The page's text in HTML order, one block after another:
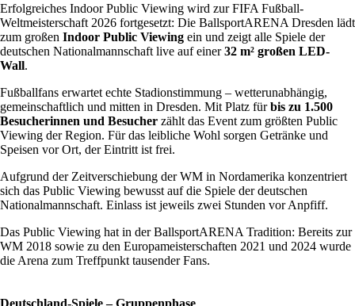
Erfolgreiches Indoor Public Viewing wird zur FIFA Fußball-
Weltmeisterschaft 2026 fortgesetzt: Die BallsportARENA Dresden lädt
zum großen Indoor Public Viewing ein und zeigt alle Spiele der
deutschen Nationalmannschaft live auf einer32 m² großen LED-
Wall.
Fußballfans erwartet echte Stadionstimmung – wetterunabhängig,
gemeinschaftlich und mitten in Dresden. Mit Platz fürbis zu 1.500
Besucherinnen und Besucher zählt das Event zum größten Public
Viewing der Region. Für das leibliche Wohl sorgen Getränke und
Speisen vor Ort, der Eintritt ist frei.
Aufgrund der Zeitverschiebung der WM in Nordamerika konzentriert
sich das Public Viewing bewusst auf die Spiele der deutschen
Nationalmannschaft. Einlass ist jeweils zwei Stunden vor Anpfiff.
Das Public Viewing hat in der BallsportARENA Tradition: Bereits zur
WM 2018 sowie zu den Europameisterschaften 2021 und 2024 wurde
die Arena zum Treffpunkt tausender Fans.
Deutschland-Spiele – Gruppenphase